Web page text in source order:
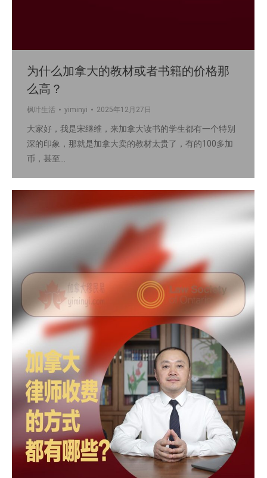
为什么加拿大的教材或者书籍的价格那
么高？
枫叶生活 yiminyi 2025年12月27日
大家好，我是宋继维，来加拿大读书的学生都有一个特别
深的印象，那就是加拿大卖的教材太贵了，有的100多加
币，甚至…